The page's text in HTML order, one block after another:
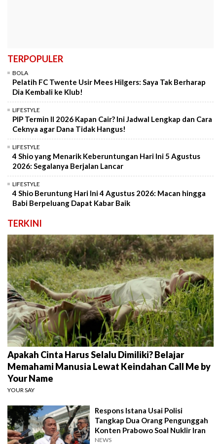
TERPOPULER
BOLA
Pelatih FC Twente Usir Mees Hilgers: Saya Tak Berharap
Dia Kembali ke Klub!
LIFESTYLE
PIP Termin II 2026 Kapan Cair? Ini Jadwal Lengkap dan Cara
Ceknya agar Dana Tidak Hangus!
LIFESTYLE
4 Shio yang Menarik Keberuntungan Hari Ini 5 Agustus
2026: Segalanya Berjalan Lancar
LIFESTYLE
4 Shio Beruntung Hari Ini 4 Agustus 2026: Macan hingga
Babi Berpeluang Dapat Kabar Baik
TERKINI
Apakah Cinta Harus Selalu Dimiliki? Belajar
Memahami Manusia Lewat Keindahan Call Me by
Your Name
YOUR SAY
Respons Istana Usai Polisi
Tangkap Dua Orang Pengunggah
Konten Prabowo Soal Nuklir Iran
NEWS